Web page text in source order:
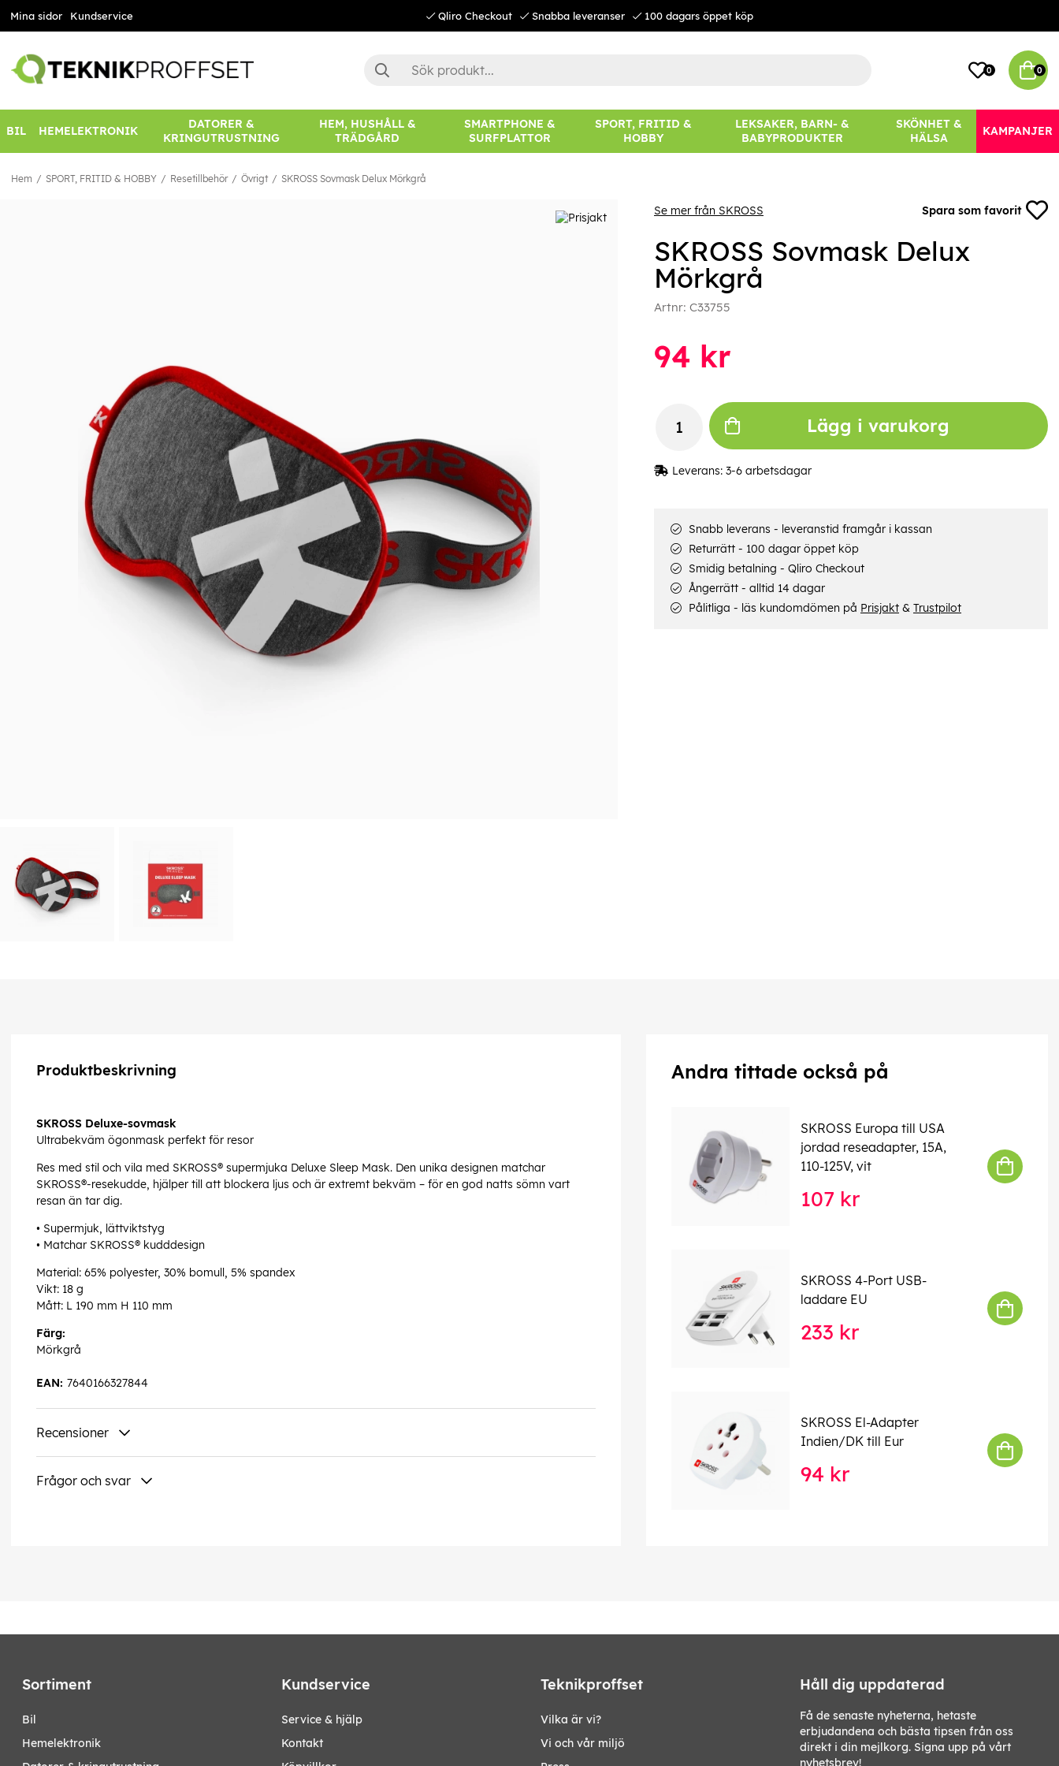
Mina sidor Kundservice Qliro Checkout Snabba leveranser 100 dagars öppet köp
0 0
BIL HEMELEKTRONIK
DATORER &
KRINGUTRUSTNING
HEM, HUSHÅLL &
TRÄDGÅRD
SMARTPHONE &
SURFPLATTOR
SPORT, FRITID &
HOBBY
LEKSAKER, BARN- &
BABYPRODUKTER
SKÖNHET &
HÄLSA
KAMPANJER
Hem SPORT, FRITID & HOBBY Resetillbehör Övrigt SKROSS Sovmask Delux Mörkgrå
Se mer från SKROSS Spara som favorit
SKROSS Sovmask Delux
Mörkgrå
Artnr: C33755
94 kr
Lägg i varukorg
Leverans: 3-6 arbetsdagar
Snabb leverans - leveranstid framgår i kassan
Returrätt - 100 dagar öppet köp
Smidig betalning - Qliro Checkout
Ångerrätt - alltid 14 dagar
Pålitliga - läs kundomdömen på Prisjakt& Trustpilot
Produktbeskrivning
SKROSS Deluxe-sovmask
Ultrabekväm ögonmask perfekt för resor
Res med stil och vila med SKROSS® supermjuka Deluxe Sleep Mask. Den unika designen matchar
SKROSS®-resekudde, hjälper till att blockera ljus och är extremt bekväm – för en god natts sömn vart
resan än tar dig.
• Supermjuk, lättviktstyg
• Matchar SKROSS® kudddesign
Material: 65% polyester, 30% bomull, 5% spandex
Vikt: 18 g
Mått: L 190 mm H 110 mm
Färg:
Mörkgrå
7640166327844
EAN:
Recensioner
Frågor och svar
Andra tittade också på
SKROSS Europa till USA
jordad reseadapter, 15A,
110-125V, vit
107 kr
SKROSS 4-Port USB-
laddare EU
233 kr
SKROSS El-Adapter
Indien/DK till Eur
94 kr
Sortiment
bil
hemelektronik
Kundservice
Service & hjälp
Kontakt
Teknikproffset
Vilka är vi?
Vi och vår miljö
Håll dig uppdaterad
Få de senaste nyheterna, hetaste
erbjudandena och bästa tipsen från oss
direkt i din mejlkorg. Signa upp på vårt
nyhetsbrev!